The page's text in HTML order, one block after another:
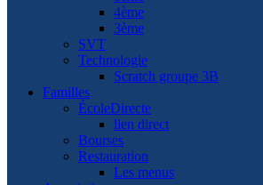
4ème
3ème
SVT
Technologie
Scratch groupe 3B
Familles
ÉcoleDirecte
lien direct
Bourses
Restauration
Les menus